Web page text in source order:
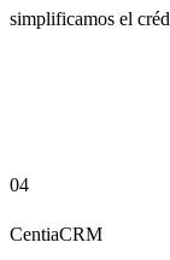
simplificamos el
04
CentiaCRM